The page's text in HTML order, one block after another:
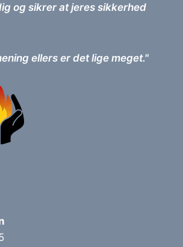
og sikrer at jeres sikkerhed
ellers er det lige meget."